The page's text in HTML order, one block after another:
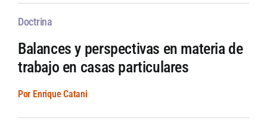
Doctrina
Balances y perspectivas en materia de
trabajo en casas particulares
Por Enrique Catani